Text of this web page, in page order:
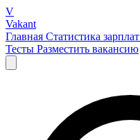
V
Vakant
Главная Статистика зарплат
Тесты Разместить вакансию